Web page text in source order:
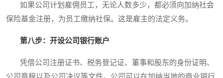
如果公司计划雇佣员工，无论人数多少，都必须向加纳社会
保险基金注册，为员工缴纳社保。这是雇主的法定义务。
第八步：开设公司银行账户
凭借公司注册证书、税务登记证、董事和股东的身份证明、